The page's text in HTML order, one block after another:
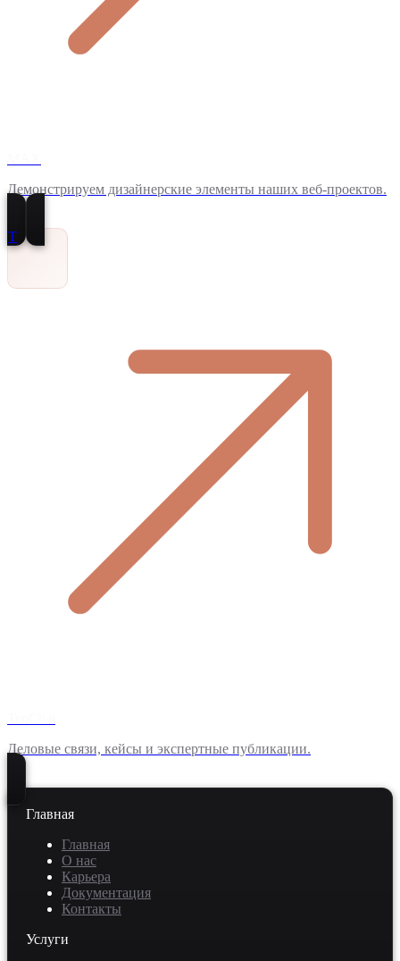
Демонстрируем дизайнерские элементы наших веб-проектов.
T
Деловые связи, кейсы и экспертные публикации.
Главная
Главная
О нас
Карьера
Документация
Контакты
Услуги